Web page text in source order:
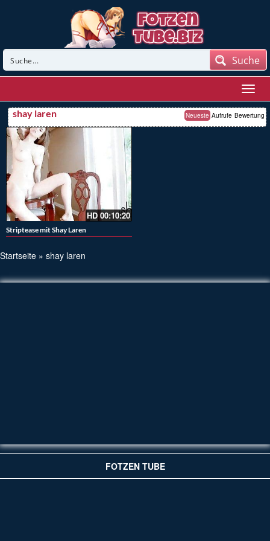
Suche
shay laren Neueste Aufrufe Bewertung
HD 00:10:20
Striptease mit Shay Laren
Startseite » shay laren
FOTZEN TUBE